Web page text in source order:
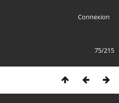
Connexion
75/215